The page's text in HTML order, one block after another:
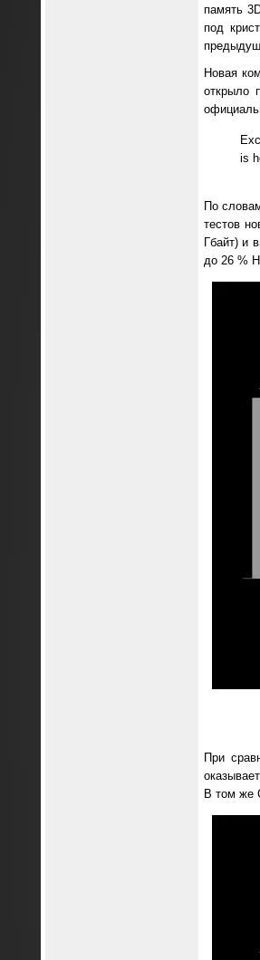
память
под
Новая
открыло
is
По
тестов
Гбайт) и
до 26 %
При
В том же